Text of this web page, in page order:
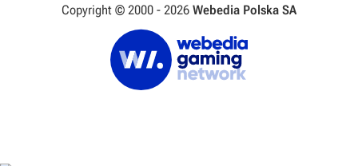
Copyright © 2000 - 2026 Webedia Polska SA